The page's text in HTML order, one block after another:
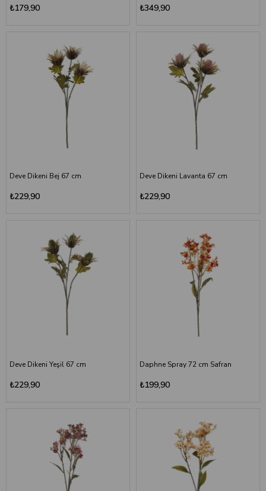
₺179,90 ₺349,90
Deve Dikeni Bej 67 cm
₺229,90
Deve Dikeni Lavanta 67 cm
₺229,90
Deve Dikeni Yeşil 67 cm
₺229,90
Daphne Spray 72 cm Safran
₺199,90